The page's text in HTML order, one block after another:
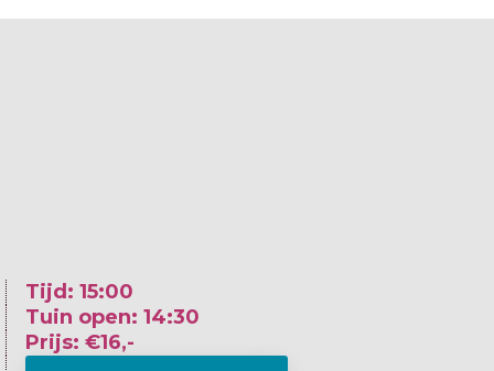
Tijd: 15:00
Tuin open: 14:30
Prijs: €16,-